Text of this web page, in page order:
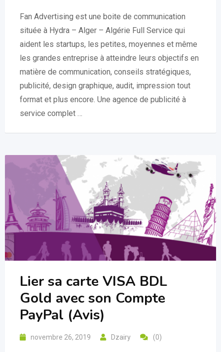
Fan Advertising est une boite de communication
située à Hydra – Alger – Algérie Full Service qui
aident les startups, les petites, moyennes et même
les grandes entreprise à atteindre leurs objectifs en
matière de communication, conseils stratégiques,
publicité, design graphique, audit, impression tout
format et plus encore. Une agence de publicité à
service complet …
Lier sa carte VISA BDL
Gold avec son Compte
PayPal (Avis)
novembre 26, 2019 Dzairy (0)